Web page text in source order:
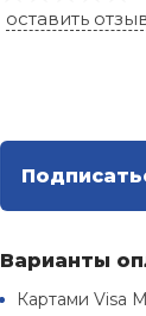
оставить
Варианты
Картами Visa